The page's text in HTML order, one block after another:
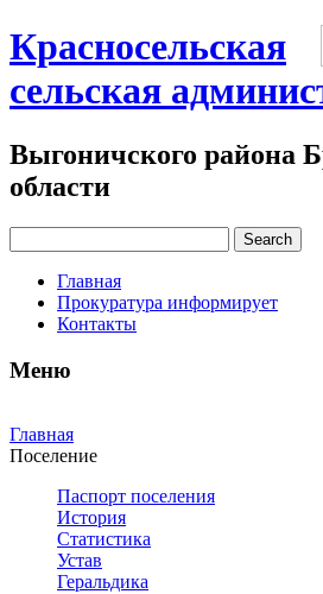
Красносельская
сельская
Выгоничского района
области
Главная
Прокуратура информирует
Контакты
Меню
Главная
Поселение
Паспорт поселения
История
Статистика
Устав
Геральдика